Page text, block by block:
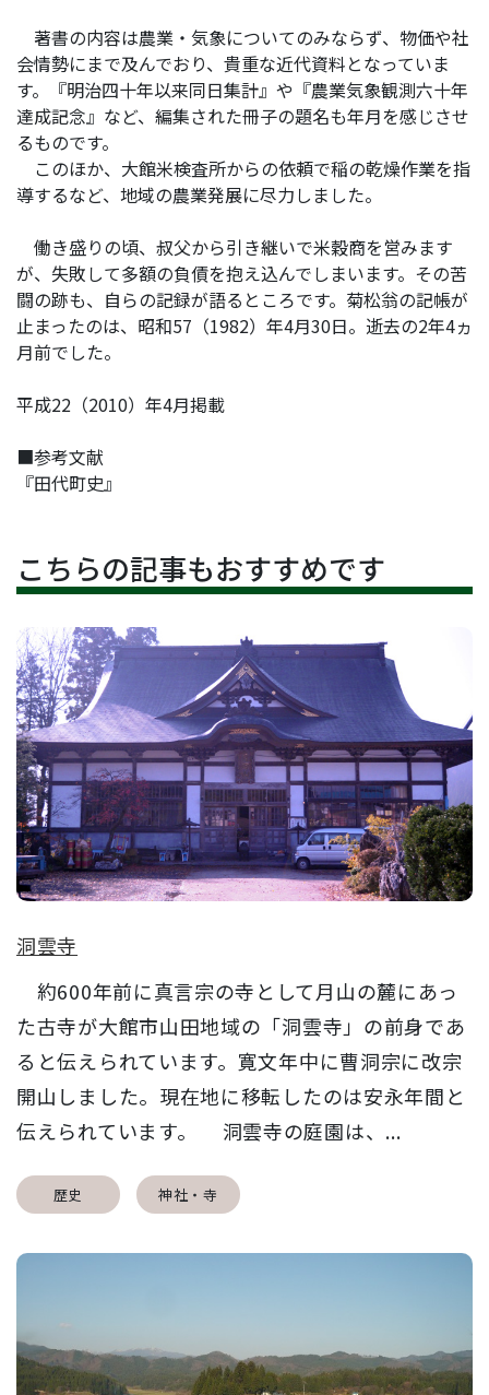
著書の内容は農業・気象についてのみならず、物価や社
会情勢にまで及んでおり、貴重な近代資料となっていま
す。『明治四十年以来同日集計』や『農業気象観測六十年
達成記念』など、編集された冊子の題名も年月を感じさせ
るものです。
このほか、大館米検査所からの依頼で稲の乾燥作業を指
導するなど、地域の農業発展に尽力しました。
働き盛りの頃、叔父から引き継いで米穀商を営みます
が、失敗して多額の負債を抱え込んでしまいます。その苦
闘の跡も、自らの記録が語るところです。菊松翁の記帳が
止まったのは、昭和57（1982）年4月30日。逝去の2年4ヵ
月前でした。
平成22（2010）年4月掲載
■参考文献
『田代町史』
こちらの記事もおすすめです
洞雲寺
約600年前に真言宗の寺として月山の麓にあっ
た古寺が大館市山田地域の「洞雲寺」の前身であ
ると伝えられています。寛文年中に曹洞宗に改宗
開山しました。現在地に移転したのは安永年間と
伝えられています。 洞雲寺の庭園は、...
歴史 神社・寺